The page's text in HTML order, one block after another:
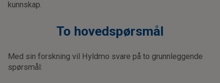
kunnskap.
To hovedspørsmål
Med sin forskning vil Hyldmo svare på to grunnleggende
spørsmål: